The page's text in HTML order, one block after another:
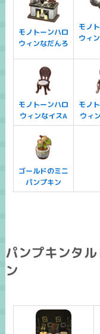
モノトーンハロ
ウィンなだんろ
モノ
ウィ
モノトーンハロ
ウィンなイスA
モノ
ウィ
ゴールドのミニ
パンプキン
パンプキンタ
ン